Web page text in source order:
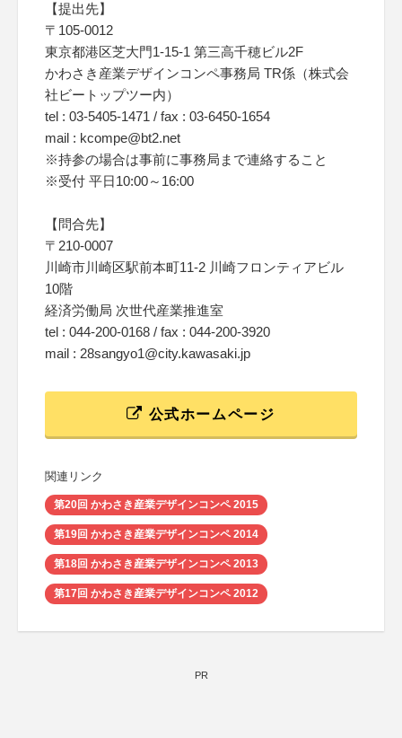
【提出先】
〒105-0012
東京都港区芝大門1-15-1 第三高千穂ビル2F
かわさき産業デザインコンペ事務局 TR係（株式会
社ビートップツー内）
tel : 03-5405-1471 / fax : 03-6450-1654
mail : kcompe@bt2.net
※持参の場合は事前に事務局まで連絡すること
※受付 平日10:00～16:00
【問合先】
〒210-0007
川崎市川崎区駅前本町11-2 川崎フロンティアビル
10階
経済労働局 次世代産業推進室
tel : 044-200-0168 / fax : 044-200-3920
mail : 28sangyo1@city.kawasaki.jp
公式ホームページ
関連リンク
第20回 かわさき産業デザインコンペ 2015
第19回 かわさき産業デザインコンペ 2014
第18回 かわさき産業デザインコンペ 2013
第17回 かわさき産業デザインコンペ 2012
PR